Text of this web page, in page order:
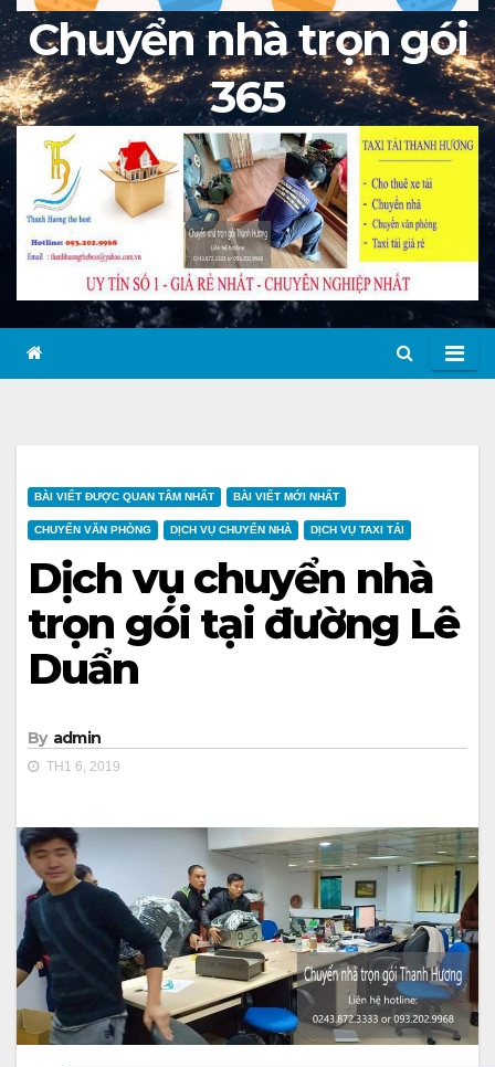
Chuyển nhà trọn gói
365
BÀI VIẾT ĐƯỢC QUAN TÂM NHẤT BÀI VIẾT MỚI NHẤT
CHUYỂN VĂN PHÒNG DỊCH VỤ CHUYỂN NHÀ DỊCH VỤ TAXI TẢI
Dịch vụ chuyển nhà
trọn gói tại đường Lê
Duẩn
By admin
TH1 6, 2019